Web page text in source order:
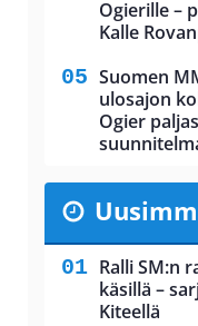
Ogierille –
Kalle
Suomen
ulosajon
Ogier
Ralli SM:n
käsillä –
Kiteellä